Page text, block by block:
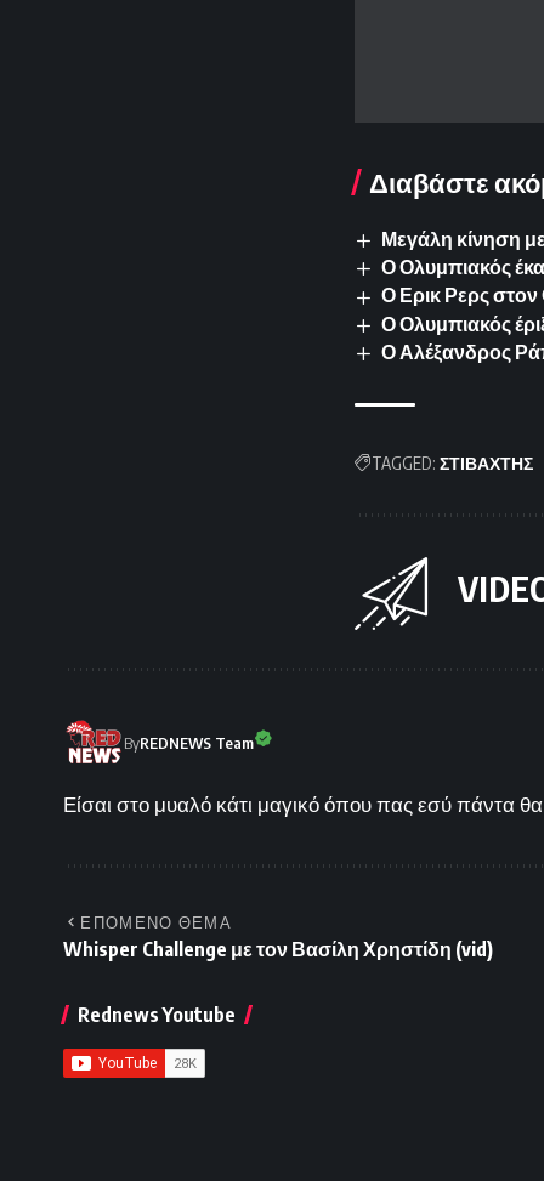
Διαβάστε
Μεγάλη κίνηση
Ο Ολυμπιακός
Ο Ερικ Ρερς
Ο Ολυμπιακός
Ο Αλέξανδρος
TAGGED: ΣΤΙΒΑΧΤΗΣ
ByREDNEWS Team
Είσαι στο μυαλό κάτι μαγικό όπου πας εσύ πάντα
ΕΠΟΜΕΝΟ ΘΕΜΑ
Whisper Challenge με τον Βασίλη Χρηστίδη (vid)
Rednews Youtube